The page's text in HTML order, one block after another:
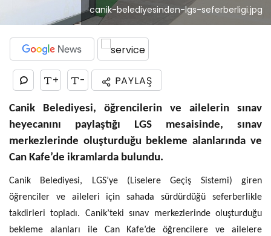
canik-belediyesinden-lgs-seferberligi.jpg
+ - PAYLAŞ
Canik Belediyesi, öğrencilerin ve ailelerin sınav
heyecanını paylaştığı LGS mesaisinde, sınav
merkezlerinde oluşturduğu bekleme alanlarında ve
Can Kafe’de ikramlarda bulundu.
Canik Belediyesi, LGS’ye (Liselere Geçiş Sistemi) giren
öğrenciler ve aileleri için sahada sürdürdüğü seferberlikle
takdirleri topladı. Canik’teki sınav merkezlerinde oluşturduğu
bekleme alanları ile Can Kafe’de öğrencilere ve ailelere